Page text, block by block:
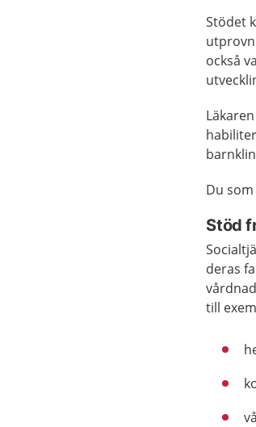
Stödet
också
Du
Stöd
deras
till